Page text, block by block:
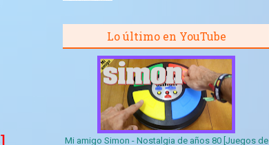
Lo último en YouTube
Mi amigo Simon - Nostalgia de años 80 [Juegos de